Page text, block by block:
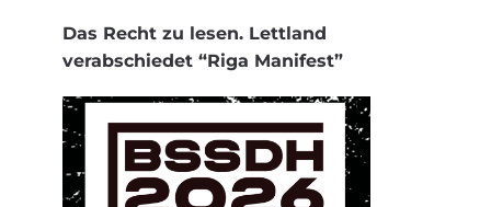
Das Recht zu lesen. Lettland
verabschiedet “Riga Manifest”